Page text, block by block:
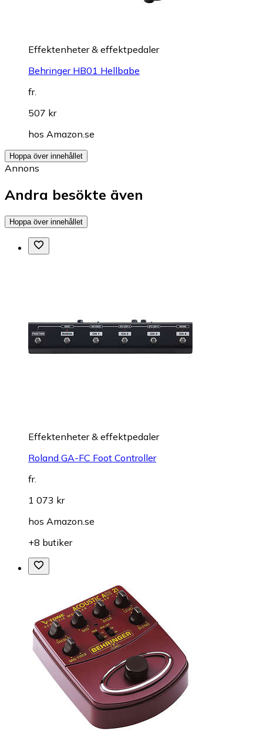
Effektenheter & effektpedaler
Behringer HB01 Hellbabe
fr.
507 kr
hos Amazon.se
Hoppa över innehållet
Annons
Andra besökte även
Hoppa över innehållet
Effektenheter & effektpedaler
Roland GA-FC Foot Controller
fr.
1 073 kr
hos Amazon.se
+8 butiker